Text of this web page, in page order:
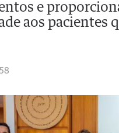
e
aos pacientes